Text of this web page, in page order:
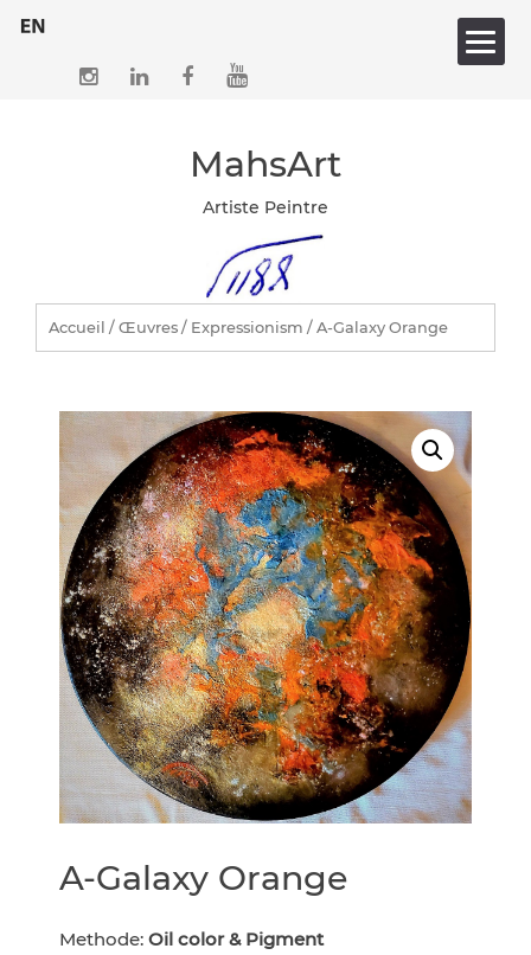
MahsArt
Artiste Peintre
Accueil / Œuvres / Expressionism / A-Galaxy Orange
A-Galaxy Orange
Methode: Oil color & Pigment